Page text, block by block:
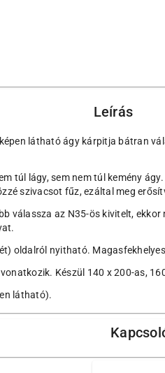
Leírás
látható ágy kárpitja bátran
túl lágy, sem nem túl kemény
szivacsot fűz, ezáltal meg
válassza az N35-ös kivitelt,
oldalról nyitható.
Készül 140 x 200-as,
látható).